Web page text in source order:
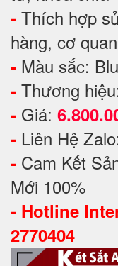
- Thích hợp
hàng, cơ
- Màu sắc:
- Thương
- Giá:
- Liên Hệ
- Cam Kết
Mới 100%
- Hotline
2770404